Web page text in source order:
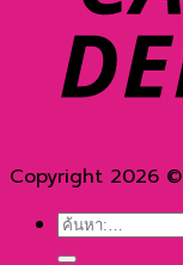
Copyright 2026 ©
ค้นหา: